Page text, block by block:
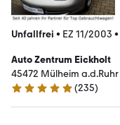
Unfallfrei • EZ 11/2003 •
Auto Zentrum Eickholt
45472 Mülheim a.d.Ruhr
4.8 Sterne
(235)